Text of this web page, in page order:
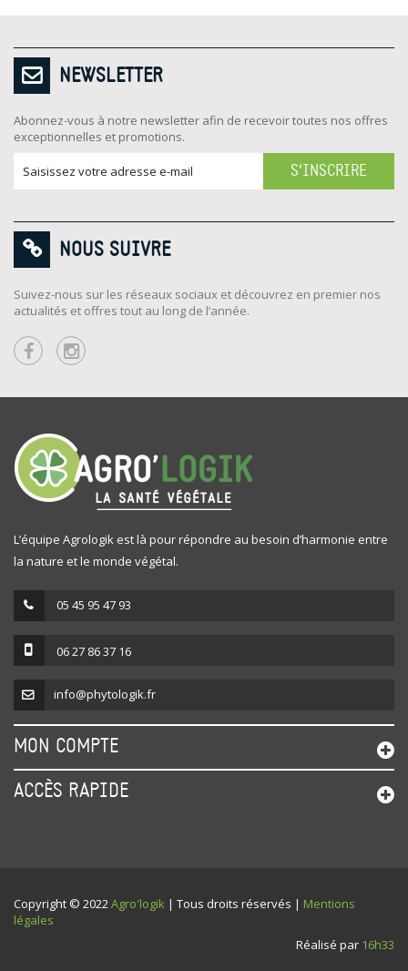
NEWSLETTER
Abonnez-vous à notre newsletter afin de recevoir toutes nos offres
exceptionnelles et promotions.
S'INSCRIRE
NOUS SUIVRE
Suivez-nous sur les réseaux sociaux et découvrez en premier nos
actualités et offres tout au long de l’année.
L’équipe Agrologik est là pour répondre au besoin d’harmonie entre
la nature et le monde végétal.
05 45 95 47 93
06 27 86 37 16
info@phytologik.fr
MON COMPTE
ACCÈS RAPIDE
Copyright © 2022Agro'logik | Tous droits réservés | Mentions
légales
Réalisé par 16h33